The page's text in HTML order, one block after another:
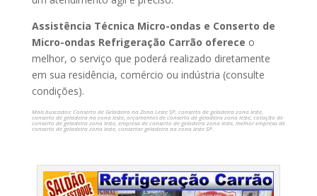
Assistência Técnica Micro-ondas e Conserto de
Micro-ondas Refrigeração Carrão oferece o
melhor, o serviço que poderá realizado diretamente
em sua residência, comércio ou indústria (consulte
condições).
Mais buscados: Conserto de Geladeira na Zona Leste SP, conserto de geladeira zona leste,
conserto de geladeira na zona leste, orçamentos de conserto de geladeira zona leste, cotação de
conserto de geladeira zona leste, empresa de conserto de geladeira zona leste, melhor empresa de
conserto de geladeira zona leste, consertar geladeira na zona leste SP.